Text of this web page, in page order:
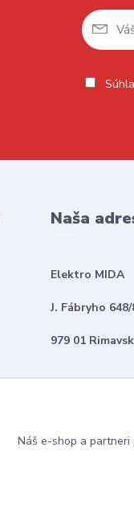
Naša
Elektro MIDA
J. Fábryho 648/
979 01
Náš e-shop a partneri